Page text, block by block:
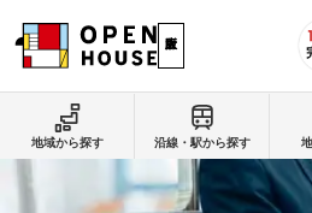
地域から探す 沿線・駅から探す